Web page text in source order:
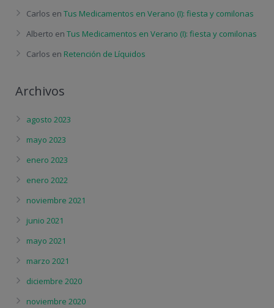
Carlos en Tus Medicamentos en Verano (I): fiesta y comilonas
Alberto en Tus Medicamentos en Verano (I): fiesta y comilonas
Carlos en Retención de Líquidos
Archivos
agosto 2023
mayo 2023
enero 2023
enero 2022
noviembre 2021
junio 2021
mayo 2021
marzo 2021
diciembre 2020
noviembre 2020